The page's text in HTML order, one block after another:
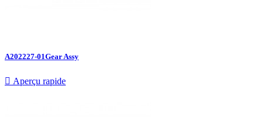
A202227-01Gear Assy
 Aperçu rapide